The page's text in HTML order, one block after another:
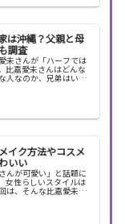
は沖縄？父親と母
調査
未さんが「ハーフでは
比嘉愛未さんはどんな
人なのか、兄弟はいる
イク方法やコスメ
いい
んが可愛い」と話題に
女性らしいスタイルは
は、そんな比嘉愛未さ
写真を紹介します。比